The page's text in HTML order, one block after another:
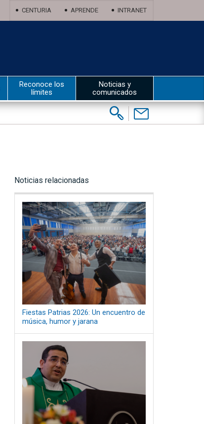
CENTURIA APRENDE INTRANET
Reconoce los
límites
Noticias y
comunicados
Buscar:
Contáctenos
Noticias relacionadas
Fiestas Patrias 2026: Un encuentro de
música, humor y jarana